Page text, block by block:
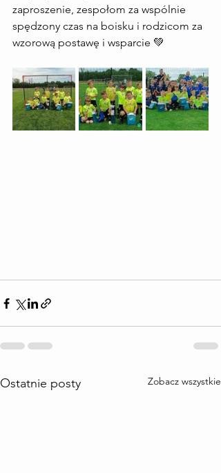
zaproszenie, zespołom za wspólnie
spędzony czas na boisku i rodzicom za
wzorową postawę i wsparcie 💚
Ostatnie posty Zobacz wszystkie